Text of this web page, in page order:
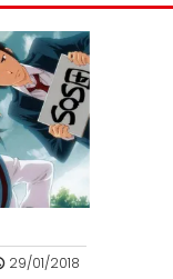
29/01/2018